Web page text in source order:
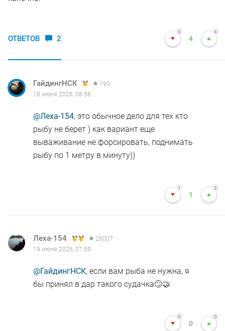
ОТВЕТОВ 2
0
4
4
ГайдингНСК
190
18 июня 2026, 06:56
@Леха-154, это обычное дело для тех кто
рыбу не берет ) как вариант еще
вываживание не форсировать, поднимать
рыбу по 1 метру в минуту))
1
1
2
Леха-154
26007
19 июня 2026, 07:59
@ГайдингНСК, если вам рыба не нужна, я
бы принял в дар такого судачка🙄🤝
0
0
0